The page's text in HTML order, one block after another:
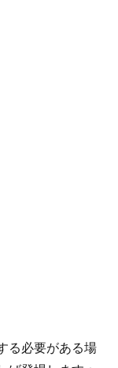
る必要がある場